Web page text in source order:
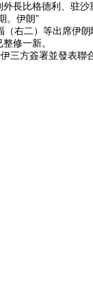
比格德利、驻沙
。伊朗”
右二）等出席伊
修一新。
簽署並發表聯